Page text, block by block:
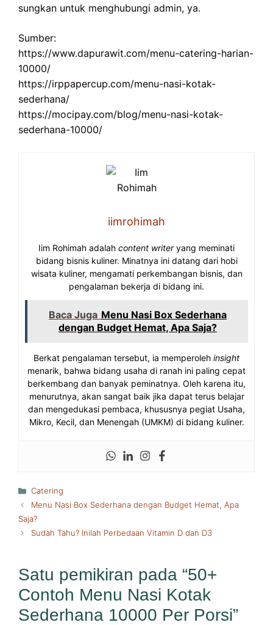
sungkan untuk menghubungi admin, ya.
Sumber:
https://www.dapurawit.com/menu-catering-harian-
10000/
https://irppapercup.com/menu-nasi-kotak-
sederhana/
https://mocipay.com/blog/menu-nasi-kotak-
sederhana-10000/
iimrohimah
Iim Rohimah adalah content writeryang meminati
bidang bisnis kuliner. Minatnya ini datang dari hobi
wisata kuliner, mengamati perkembangan bisnis, dan
pengalaman bekerja di bidang ini.
Baca Juga Menu Nasi Box Sederhana
dengan Budget Hemat, Apa Saja?
Berkat pengalaman tersebut, ia memperoleh insight
menarik, bahwa bidang usaha di ranah ini paling cepat
berkembang dan banyak peminatnya. Oleh karena itu,
menurutnya, akan sangat baik jika dapat terus belajar
dan mengedukasi pembaca, khususnya pegiat Usaha,
Mikro, Kecil, dan Menengah (UMKM) di bidang kuliner.
Kategori
Catering
Menu Nasi Box Sederhana dengan Budget Hemat, Apa
Saja?
Sudah Tahu? Inilah Perbedaan Vitamin D dan D3
Satu pemikiran pada “50+
Contoh Menu Nasi Kotak
Sederhana 10000 Per Porsi”